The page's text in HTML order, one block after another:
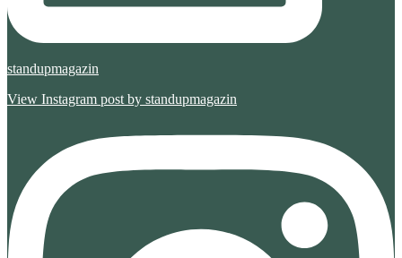
standupmagazin
View Instagram post by standupmagazin